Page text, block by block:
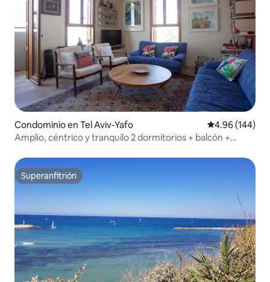
Condominio en Tel Aviv-Yafo Calificación
4.96 (144)
Amplio, céntrico y tranquilo 2 dormitorios + balcón +
Superanfitrión
Superanfitrión